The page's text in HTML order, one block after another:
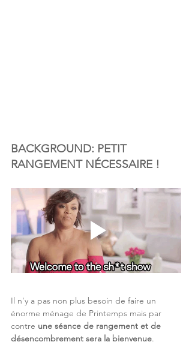
BACKGROUND: PETIT
RANGEMENT NÉCESSAIRE !
Il n'y a pas non plus besoin de faire un
énorme ménage de Printemps mais par
contre une séance de rangement et de
désencombrement sera la bienvenue.